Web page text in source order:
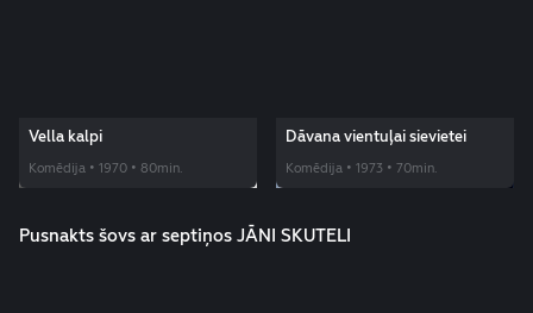
Vella kalpi
Komēdija • 1970 • 80min.
Dāvana vientuļai sievietei
Komēdija • 1973 • 70min.
Pusnakts šovs ar septiņos JĀNI SKUTELI